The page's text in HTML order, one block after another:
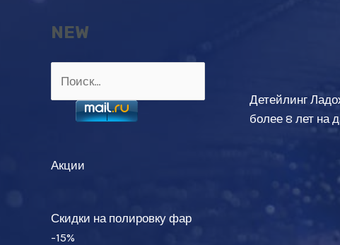
NEW
Акции
Скидки на полировку фар
-15%
Детейлинг
более 8 лет на